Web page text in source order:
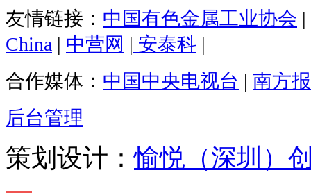
友情链接： 中国有色金属工业协会 |
China | 中营网 | 安泰科 |
合作媒体： 中国中央电视台 | 南方
后台管理
策划设计：愉悦（深圳）